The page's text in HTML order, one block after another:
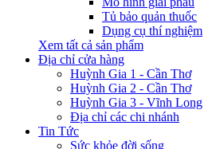
Tủ bảo quản thuốc
Dụng cụ thí nghiệm
Xem tất cả sản phẩm
Địa chỉ cửa hàng
Huỳnh Gia 1 - Cần Thơ
Huỳnh Gia 2 - Cần Thơ
Huỳnh Gia 3 - Vĩnh Long
Địa chỉ các chi nhánh
Tin Tức
Sức khỏe đời sống